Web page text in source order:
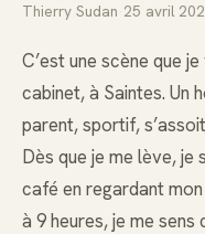
Thierry Sudan 25 avril
C’est une scène que
cabinet, à Saintes. Un
parent, sportif,
Dès que je me lève, je
café en regardant
à 9 heures, je me sens